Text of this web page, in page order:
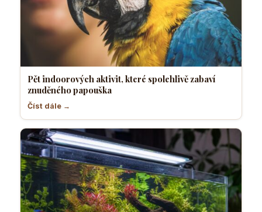
Pět indoorových aktivit, které spolehlivě zabaví
znuděného papouška
Číst dále →